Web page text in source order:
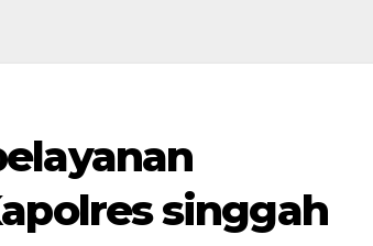
singgah